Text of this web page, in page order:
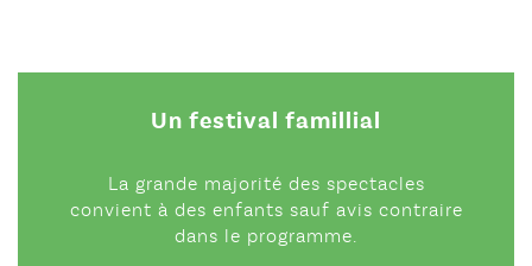
Un festival famillial
La grande majorité des spectacles
convient à des enfants sauf avis contraire
dans le programme.